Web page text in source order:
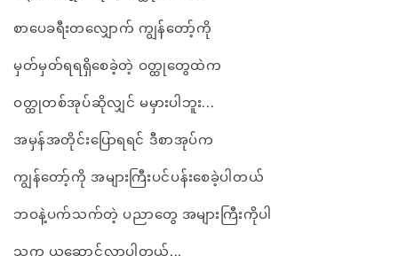
စာပေခရီးတလျှောက် ကျွန်တော့်ကို
မှတ်မှတ်ရရရှိစေခဲ့တဲ့ ဝတ္ထုတွေထဲက
ဝတ္ထုတစ်အုပ်ဆိုလျှင် မမှားပါဘူး...
အမှန်အတိုင်းပြောရရင် ဒီစာအုပ်က
ကျွန်တော့်ကို အများကြီးပင်ပန်းစေခဲ့ပါတယ်
ဘဝနဲ့ပက်သက်တဲ့ ပညာတွေ အများကြီးကိုပါ
သူက ယူဆောင်လာပါတယ်...